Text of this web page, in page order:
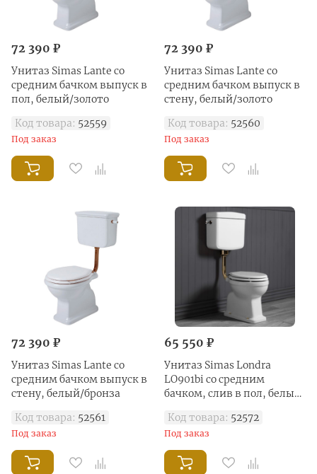
72 390 ₽
Унитаз Simas Lante со
средним бачком выпуск в
пол, белый/золото
Код товара: 52559
Под заказ
72 390 ₽
Унитаз Simas Lante со
средним бачком выпуск в
стену, белый/золото
Код товара: 52560
Под заказ
72 390 ₽
Унитаз Simas Lante со
средним бачком выпуск в
стену, белый/бронза
Код товара: 52561
Под заказ
65 550 ₽
Унитаз Simas Londra
LO901bi со средним
бачком, слив в пол, белый/
Код товара: 52572
Под заказ